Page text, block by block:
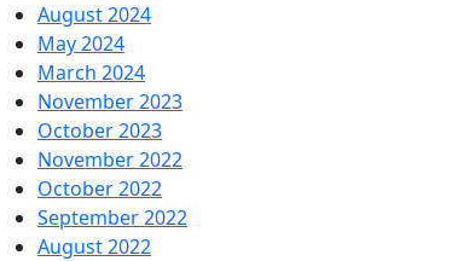
August 2024
May 2024
March 2024
November 2023
October 2023
November 2022
October 2022
September 2022
August 2022